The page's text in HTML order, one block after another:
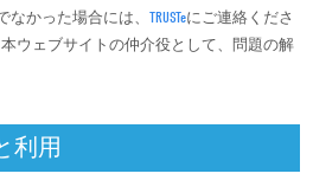
なかった場合には、TRUSTeにご連絡くださ
本ウェブサイトの仲介役として、問題の解
利用